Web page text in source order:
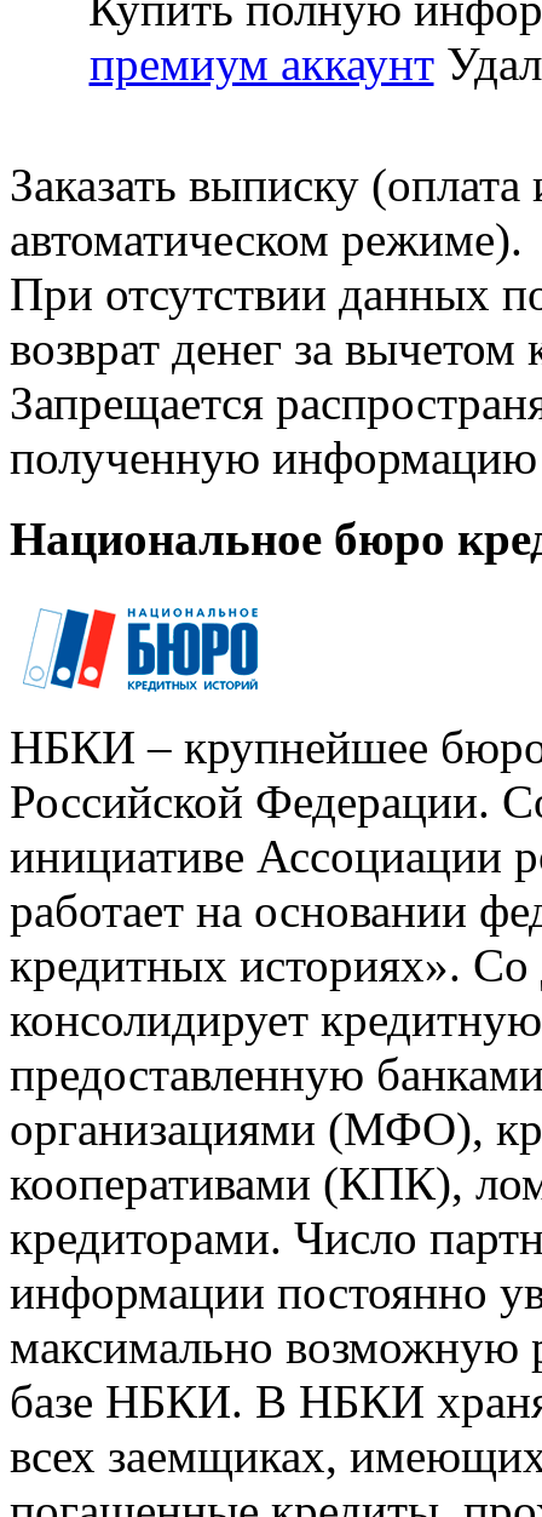
премиум аккаунт
Заказать выписку
автоматическом режиме).
При отсутствии данных
возврат денег за
Запрещается
полученную информацию
Национальное бюро
НБКИ – крупнейшее
Российской Федерации.
инициативе Ассоциации
работает на основании
кредитных историях».
консолидирует
предоставленную
организациями (МФО),
кооперативами (КПК),
кредиторами. Число
информации постоянно
максимально возможную
базе НБКИ. В НБКИ
всех заемщиках,